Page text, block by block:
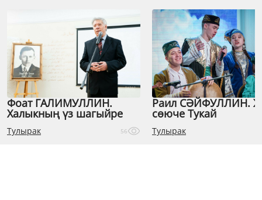
Фоат ГАЛИМУЛЛИН.
Халыкның үз шагыйре
Тулырак 56
Раил СӘЙФУЛЛИН.
сөюче Тукай
Тулырак